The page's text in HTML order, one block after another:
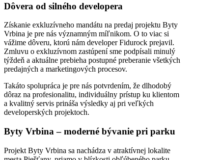
Dôvera od silného developera
Získanie exkluzívneho mandátu na predaj projektu Byty
Vrbina je pre nás významným míľnikom. O to viac si
vážime dôveru, ktorú nám developer Fidurock prejavil.
Zmluvu o exkluzívnom zastúpení sme podpísali minulý
týždeň a aktuálne prebieha postupné preberanie všetkých
predajných a marketingových procesov.
Takáto spolupráca je pre nás potvrdením, že dlhodobý
dôraz na profesionalitu, individuálny prístup ku klientom
a kvalitný servis prináša výsledky aj pri veľkých
developerských projektoch.
Byty Vrbina – moderné bývanie pri parku
Projekt Byty Vrbina sa nachádza v atraktívnej lokalite